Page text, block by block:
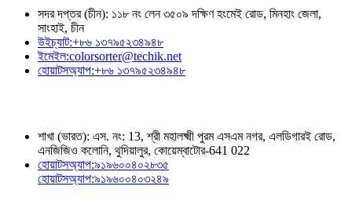
সদর দপ্তর (চীন): ১১৮ নং লেন ৩৫০৯ দক্ষিণ হংমেই রোড, মিনহাং জেলা,
সাংহাই, চীন
উইচ্যাট:+৮৬ ১৩৭৯৫২৩৪৯৪৮
ইমেইল:colorsorter@techik.net
হোয়াটসঅ্যাপ:+৮৬ ১৩৭৯৫২৩৪৯৪৮
শাখা (ভারত): এস. নং: 13, শ্রী মহালক্ষ্মী পুরম এসএম নগর, এলডিগারই রোড,
এনজিজিও কলোনি, থুদিয়ালুর, কোয়েম্বাটোর-641 022
হোয়াটসঅ্যাপ:৯১৯৬০০৪০২৮৩৫
হোয়াটসঅ্যাপ:৯১৯৬০০৪০৩২৪৯